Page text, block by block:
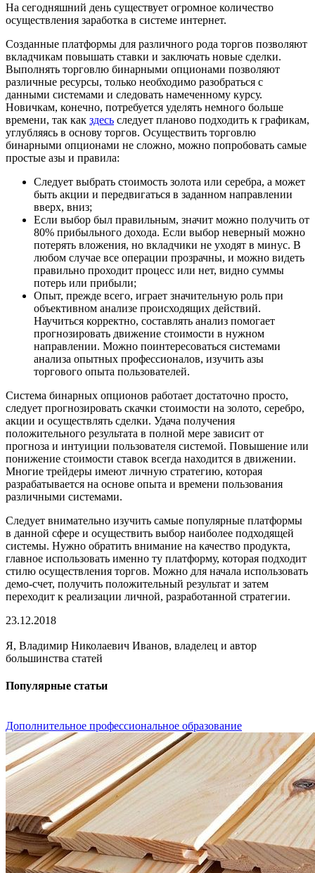
На сегодняшний день существует огромное количество
осуществления заработка в системе интернет.
Созданные платформы для различного рода торгов позволяют
вкладчикам повышать ставки и заключать новые сделки.
Выполнять торговлю бинарными опционами позволяют
различные ресурсы, только необходимо разобраться с
данными системами и следовать намеченному курсу.
Новичкам, конечно, потребуется уделять немного больше
времени, так как здесь следует планово подходить к графикам,
углубляясь в основу торгов. Осуществить торговлю
бинарными опционами не сложно, можно попробовать самые
простые азы и правила:
Следует выбрать стоимость золота или серебра, а может
быть акции и передвигаться в заданном направлении
вверх, вниз;
Если выбор был правильным, значит можно получить от
80% прибыльного дохода. Если выбор неверный можно
потерять вложения, но вкладчики не уходят в минус. В
любом случае все операции прозрачны, и можно видеть
правильно проходит процесс или нет, видно суммы
потерь или прибыли;
Опыт, прежде всего, играет значительную роль при
объективном анализе происходящих действий.
Научиться корректно, составлять анализ помогает
прогнозировать движение стоимости в нужном
направлении. Можно поинтересоваться системами
анализа опытных профессионалов, изучить азы
торгового опыта пользователей.
Система бинарных опционов работает достаточно просто,
следует прогнозировать скачки стоимости на золото, серебро,
акции и осуществлять сделки. Удача получения
положительного результата в полной мере зависит от
прогноза и интуиции пользователя системой. Повышение или
понижение стоимости ставок всегда находится в движении.
Многие трейдеры имеют личную стратегию, которая
разрабатывается на основе опыта и времени пользования
различными системами.
Следует внимательно изучить самые популярные платформы
в данной сфере и осуществить выбор наиболее подходящей
системы. Нужно обратить внимание на качество продукта,
главное использовать именно ту платформу, которая подходит
стилю осуществления торгов. Можно для начала использовать
демо-счет, получить положительный результат и затем
переходит к реализации личной, разработанной стратегии.
23.12.2018
Я, Владимир Николаевич Иванов, владелец и автор
большинства статей
Популярные статьи
Дополнительное профессиональное образование